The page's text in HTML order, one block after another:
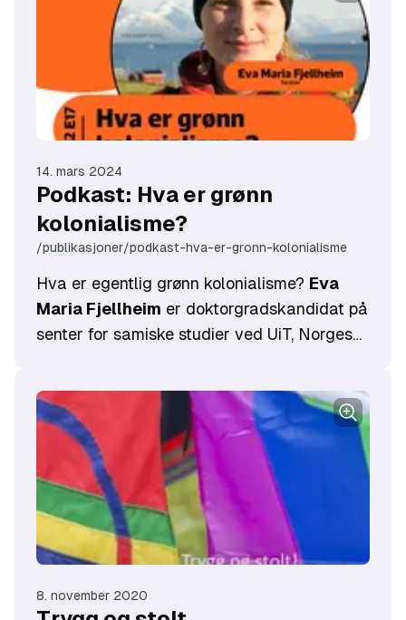
bosetninger og viktige kulturminneplasser. Vi
møtte ildsjelene på senteret deres
Dållågádden, og fikk både historier fra et
rikt liv og en innføring i pitesamisk historie.
14. mars 2024
Podkast: Hva er grønn
kolonialisme?
/publikasjoner/podkast-hva-er-gronn-kolonialisme
​Hva er egentlig grønn kolonialisme? Eva
Maria Fjellheim er doktorgradskandidat på
senter for samiske studier ved UiT, Norges
Vi møtte henne i Tromsø for bedre å forstå
hva som ligger i dette begrepet grønn
kolonialisme be , og hvorfor det er viktig å
kjenne til dette fenomenet for å forstå blant
annet konfliktene rundt Fosen-saken.
8. november 2020